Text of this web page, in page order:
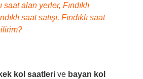
saat alan yerler, Fındıklı
saat satışı, Fındıklı saat
kol saatleri ve bayan kol